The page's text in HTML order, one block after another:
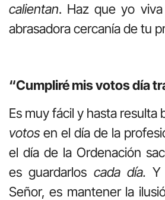
calientan. Haz que yo
abrasadora cercanía de tu
“Cumpliré mis votos día
Es muy fácil y hasta resulta
votos en el día de la
el día de la Ordenación
es guardarlos cada día. Y
Señor, es mantener la